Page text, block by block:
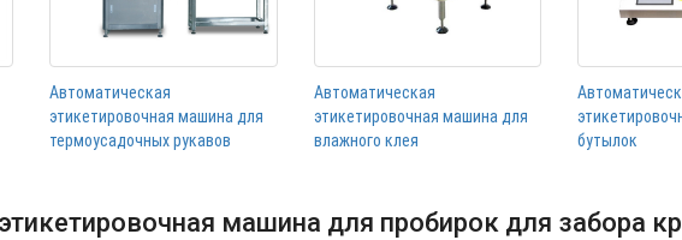
Автоматическая
этикетировочная машина для
термоусадочных рукавов
Автоматическая
этикетировочная машина для
влажного клея
бутылок
этикетировочная машина для пробирок для забора